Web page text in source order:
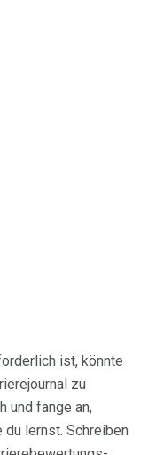
ist, könnte
zu
und fange an,
lernst. Schreiben